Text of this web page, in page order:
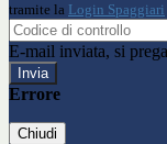
tramite la Login Spaggiari
E-mail inviata, si
Errore
Chiudi